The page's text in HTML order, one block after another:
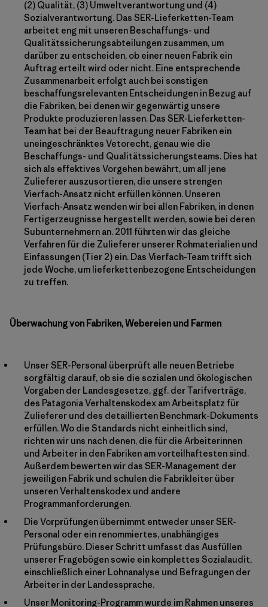
(2) Qualität, (3) Umweltverantwortung und (4)
Sozialverantwortung. Das SER-Lieferketten-Team
arbeitet eng mit unseren Beschaffungs- und
Qualitätssicherungsabteilungen zusammen, um
darüber zu entscheiden, ob einer neuen Fabrik ein
Auftrag erteilt wird oder nicht. Eine entsprechende
Zusammenarbeit erfolgt auch bei sonstigen
beschaffungsrelevanten Entscheidungen in Bezug auf
die Fabriken, bei denen wir gegenwärtig unsere
Produkte produzieren lassen. Das SER-Lieferketten-
Team hat bei der Beauftragung neuer Fabriken ein
uneingeschränktes Vetorecht, genau wie die
Beschaffungs- und Qualitätssicherungsteams. Dies hat
sich als effektives Vorgehen bewährt, um all jene
Zulieferer auszusortieren, die unsere strengen
Vierfach-Ansatz nicht erfüllen können. Unseren
Vierfach-Ansatz wenden wir bei allen Fabriken, in denen
Fertigerzeugnisse hergestellt werden, sowie bei deren
Subunternehmern an. 2011 führten wir das gleiche
Verfahren für die Zulieferer unserer Rohmaterialien und
Einfassungen (Tier 2) ein. Das Vierfach-Team trifft sich
jede Woche, um lieferkettenbezogene Entscheidungen
zu treffen.
Überwachung von Fabriken, Webereien und Farmen
Unser SER-Personal überprüft alle neuen Betriebe
sorgfältig darauf, ob sie die sozialen und ökologischen
Vorgaben der Landesgesetze, ggf. der Tarifverträge,
des Patagonia Verhaltenskodex am Arbeitsplatz für
Zulieferer und des detaillierten Benchmark-Dokuments
erfüllen. Wo die Standards nicht einheitlich sind,
richten wir uns nach denen, die für die Arbeiterinnen
und Arbeiter in den Fabriken am vorteilhaftesten sind.
Außerdem bewerten wir das SER-Management der
jeweiligen Fabrik und schulen die Fabrikleiter über
unseren Verhaltenskodex und andere
Programmanforderungen.
Die Vorprüfungen übernimmt entweder unser SER-
Personal oder ein renommiertes, unabhängiges
Prüfungsbüro. Dieser Schritt umfasst das Ausfüllen
unserer Fragebögen sowie ein komplettes Sozialaudit,
einschließlich einer Lohnanalyse und Befragungen der
Arbeiter in der Landessprache.
Unser Monitoring-Programm wurde im Rahmen unseres